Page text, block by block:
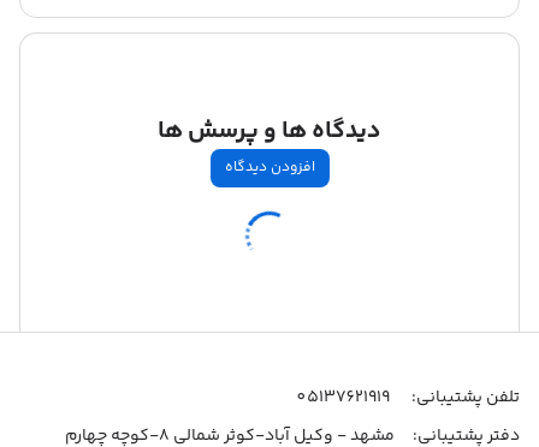
دیدگاه ها و پرسش ها
افزودن دیدگاه
اطلاعات تماس
تلفن پشتیبانی:
05137621919
دفتر پشتیبانی:
مشهد - وکیل آباد-کوثر شمالی 8-کوچه چهارم